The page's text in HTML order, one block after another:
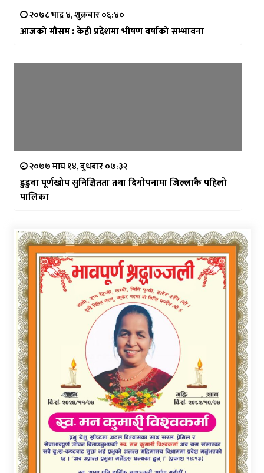
२०७८ भाद्र ४, शुक्रबार ०६:४०
आजको मौसम : केही प्रदेशमा भीषण वर्षाको सम्भावना
२०७७ माघ १४, बुधबार ०७:३२
डुडुवा पूर्णखोप सुनिश्चितता तथा दिगोपनामा जिल्लाकै पहिलो
पालिका